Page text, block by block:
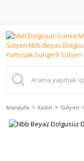
Anasayfa Kadın Sütyen